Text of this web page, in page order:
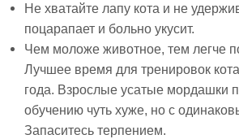
Не хватайте лапу кота и не
поцарапает и больно укусит.
Чем моложе животное, тем легче
Лучшее время для тренировок
года. Взрослые усатые мордашки
обучению чуть хуже, но с
Запаситесь терпением.